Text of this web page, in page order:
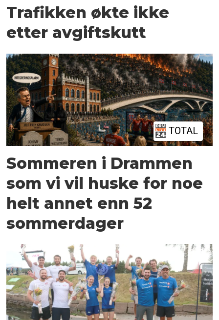
Trafikken økte ikke
etter avgiftskutt
TOTAL
Sommeren i Drammen
som vi vil huske for noe
helt annet enn 52
sommerdager